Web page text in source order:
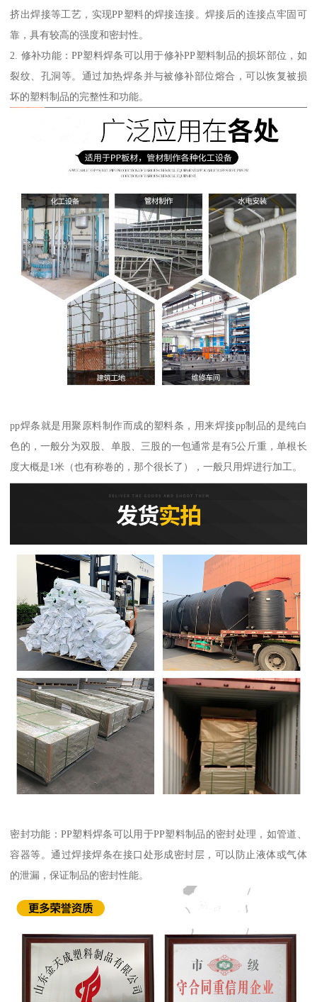
挤出焊接等工艺，实现PP塑料的焊接连接。焊接后的连接点牢固可
靠，具有较高的强度和密封性。
2. 修补功能：PP塑料焊条可以用于修补PP塑料制品的损坏部位，如
裂纹、孔洞等。通过加热焊条并与被修补部位熔合，可以恢复被损
坏的塑料制品的完整性和功能。
pp焊条就是用聚原料制作而成的塑料条，用来焊接pp制品的是纯白
色的，一般分为双股、单股、三股的一包通常是有5公斤重，单根长
度大概是1米（也有称卷的，那个很长了），一般只用焊进行加工。
密封功能：PP塑料焊条可以用于PP塑料制品的密封处理，如管道、
容器等。通过焊接焊条在接口处形成密封层，可以防止液体或气体
的泄漏，保证制品的密封性能。